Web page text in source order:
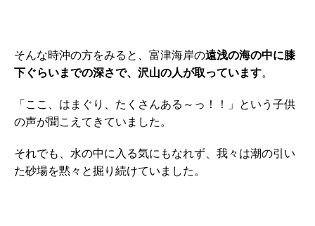
そんな時沖の方をみると、富津海岸の遠浅の海の中に膝
下ぐらいまでの深さで、沢山の人が取っています。
「ここ、はまぐり、たくさんある～っ！！」という子供
の声が聞こえてきていました。
それでも、水の中に入る気にもなれず、我々は潮の引い
た砂場を黙々と掘り続けていました。